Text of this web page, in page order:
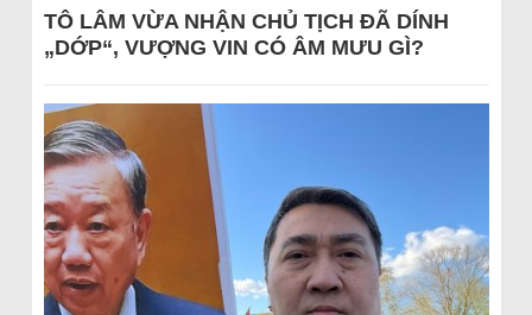
TÔ LÂM VỪA NHẬN CHỦ TỊCH ĐÃ DÍNH
„DỚP“, VƯỢNG VIN CÓ ÂM MƯU GÌ?